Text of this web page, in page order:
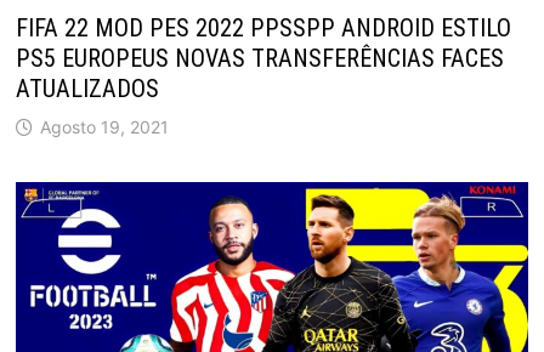
FIFA 22 MOD PES 2022 PPSSPP ANDROID ESTILO
PS5 EUROPEUS NOVAS TRANSFERÊNCIAS FACES
ATUALIZADOS
Agosto 19, 2021